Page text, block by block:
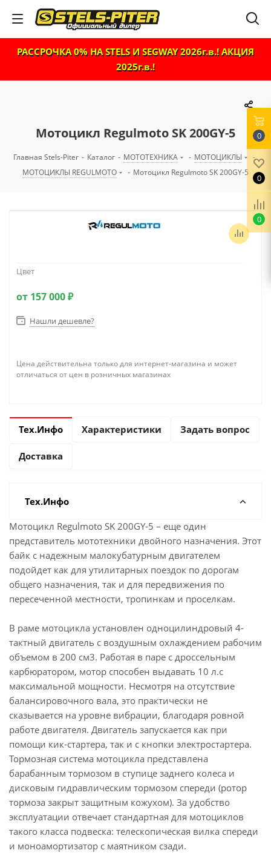
РАССРОЧКА 0% НА STELS И SEGWAY 2026г.в.! АКЦИЯ
2025г.в.!
Мотоцикл Regulmoto SK 200GY-5
Главная Stels-Piter - Каталог - МОТОТЕХНИКА - МОТОЦИКЛЫ
-
МОТОЦИКЛЫ REGULMOTO
- Мотоцикл Regulmoto SK 200GY-5
Цвет
от 157 000 ₽
Нашли дешевле?
Цена действительна только для интернет-магазина и может
отличаться от цен в розничных магазинах
Тех.Инфо Характеристики Задать вопрос
Доставка
Тех.Инфо
Мотоцикл Regulmoto SK 200GY-5 – еще один
представитель мототехники двойного назначения. Этот
байк с надежным малокубатурным двигателем
подойдет как для утилитарных поездок по дорогам
общего назначения, так и для передвижения по
пересеченной местности, тропинкам и проселкам.
В раме мотоцикла установлен одноцилиндровый 4-
тактный двигатель с воздушным охлаждением рабочим
объемом в 200 см3. Работая в паре с дроссельным
карбюратором, мотор способен выдавать 10 л.с
максимальной мощности. Несмотря на отсутствие
балансировочного вала, это практически не
сказывается на уровне вибрации, благодаря ровной
работе двигателя. Двигатель запускается как при
помощи кик-стартера, так и с кнопки электростартера.
Тормозная система мотоцикла представлена
барабанным тормозом в ступице заднего колеса и
дисковым гидравлическим тормозом спереди (ротор
тормоза закрыт защитным кожухом). За удобство
эксплуатации отвечает стандартная для мотоциклов
такого класса подвеска: телескопическая вилка спереди
и моноамортизатор с маятником сзади.
0
0
0